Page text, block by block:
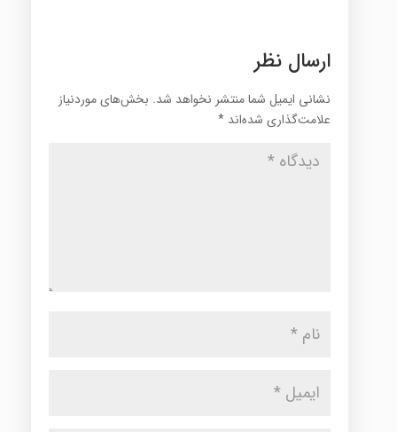
ارسال نظر
نشانی ایمیل شما منتشر نخواهد شد. بخش‌های موردنیاز
علامت‌گذاری شده‌اند *